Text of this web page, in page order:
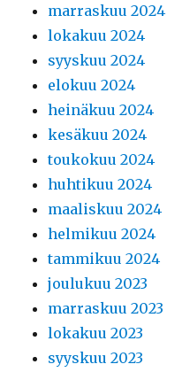
marraskuu 2024
lokakuu 2024
syyskuu 2024
elokuu 2024
heinäkuu 2024
kesäkuu 2024
toukokuu 2024
huhtikuu 2024
maaliskuu 2024
helmikuu 2024
tammikuu 2024
joulukuu 2023
marraskuu 2023
lokakuu 2023
syyskuu 2023